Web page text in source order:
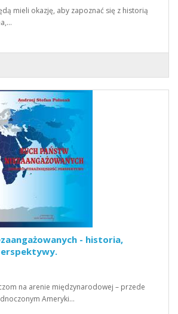
mieli okazję, aby zapoznać się z historią
- historia,
na arenie międzynarodowej – przede
Ameryki…